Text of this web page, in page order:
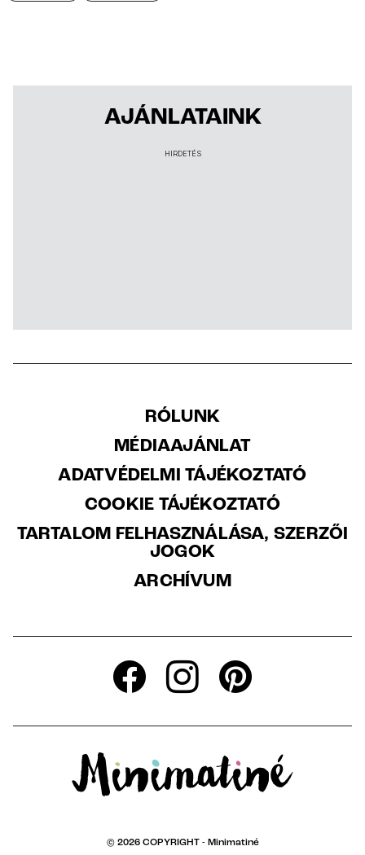
AJÁNLATAINK
HIRDETÉS
RÓLUNK
MÉDIAAJÁNLAT
ADATVÉDELMI TÁJÉKOZTATÓ
COOKIE TÁJÉKOZTATÓ
TARTALOM FELHASZNÁLÁSA, SZERZŐI
JOGOK
ARCHÍVUM
© 2026 COPYRIGHT - Minimatiné